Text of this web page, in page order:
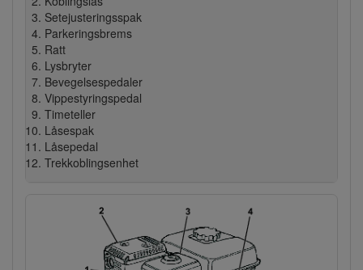
Setejusteringsspak
Parkeringsbrems
Ratt
Lysbryter
Bevegelsespedaler
Vippestyringspedal
Timeteller
Låsespak
Låsepedal
Trekkoblingsenhet